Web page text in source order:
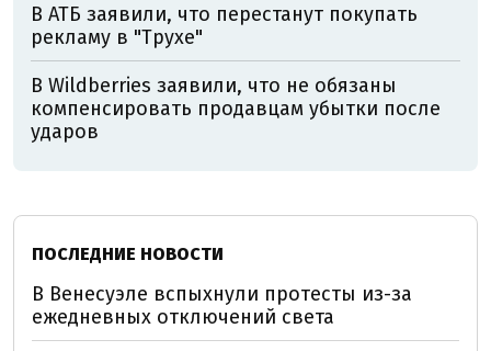
В АТБ заявили, что перестанут покупать
рекламу в "Трухе"
В Wildberries заявили, что не обязаны
компенсировать продавцам убытки после
ударов
ПОСЛЕДНИЕ НОВОСТИ
В Венесуэле вспыхнули протесты из-за
ежедневных отключений света